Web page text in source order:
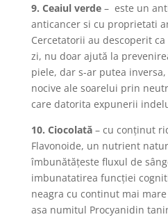
9. Ceaiul verde– este un
anticancer si cu proprietati
Cercetatorii au descoperit
zi, nu doar ajută la
piele, dar s-ar putea
nocive ale soarelui prin
care datorita expunerii
10. Ciocolată– cu conţinut
Flavonoide, un nutrient
îmbunătăţeste fluxul de
imbunatatirea funcţiei
neagra cu continut mai
asa numitul Procyanidin